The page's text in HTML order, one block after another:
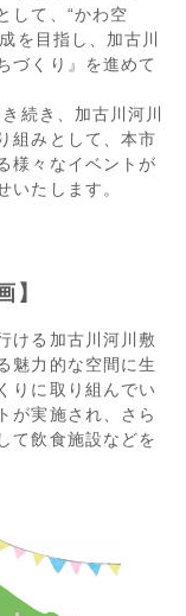
して、“かわ空
を目指し、加古川
づくり』を進めて
続き、加古川河川
組みとして、本市
様々なイベントが
いたします。
】
ける加古川河川敷
魅力的な空間に生
りに取り組んでい
が実施され、さら
て飲食施設などを